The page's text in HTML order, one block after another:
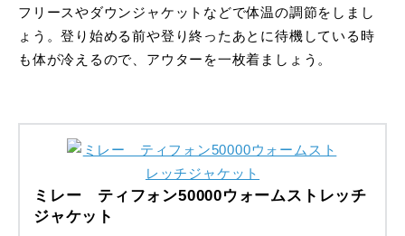
フリースやダウンジャケットなどで体温の調節をしまし
ょう。登り始める前や登り終ったあとに待機している時
も体が冷えるので、アウターを一枚着ましょう。
ミレー ティフォン50000ウォームストレッチ
ジャケット